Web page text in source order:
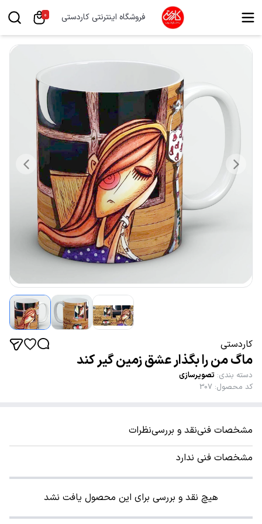
فروشگاه اینترنتی کاردستی 0
کاردستی
ماگ من را بگذار عشق زمین گیر کند
دسته بندی: تصویرسازی
کد محصول:
307
مشخصات فنینقد و بررسینظرات
مشخصات فنی ندارد
هیچ نقد و بررسی برای این محصول یافت نشد